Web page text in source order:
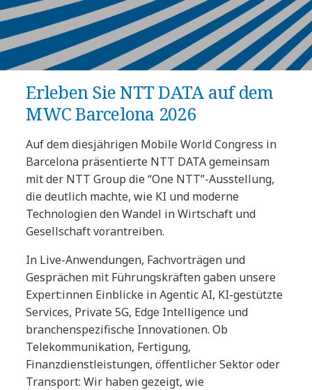
Erleben Sie NTT DATA auf dem
MWC Barcelona 2026
Auf dem diesjährigen Mobile World Congress in
Barcelona präsentierte NTT DATA gemeinsam
mit der NTT Group die “One NTT”-Ausstellung,
die deutlich machte, wie KI und moderne
Technologien den Wandel in Wirtschaft und
Gesellschaft vorantreiben.
In Live-Anwendungen, Fachvorträgen und
Gesprächen mit Führungskräften gaben unsere
Expert:innen Einblicke in Agentic AI, KI-gestützte
Services, Private 5G, Edge Intelligence und
branchenspezifische Innovationen. Ob
Telekommunikation, Fertigung,
Finanzdienstleistungen, öffentlicher Sektor oder
Transport: Wir haben gezeigt, wie